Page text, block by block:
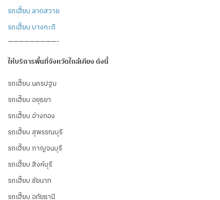
รถเฮี๊ยบ ลาดสวาย
รถเฮี๊ยบ บางกะดี
—————————-
ให้บริการพื้นที่จังหวัดใกล้เคียง ดังนี้
รถเฮี๊ยบ นครปฐม
รถเฮี๊ยบ อยุธยา
รถเฮี๊ยบ อ่างทอง
รถเฮี๊ยบ สุพรรณบุรี
รถเฮี๊ยบ กาญจนบุรี
รถเฮี๊ยบ สิงห์บุรี
รถเฮี๊ยบ ชัยนาท
รถเฮี๊ยบ อุทัยธานี